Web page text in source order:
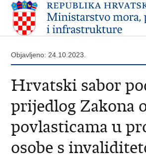
Objavljeno: 24.10.2023.
Hrvatski sabor
prijedlog Zakona
povlasticama u
osobe s